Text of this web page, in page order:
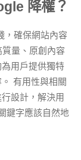
降權？
，確保網站內容
量、原創內容
用戶提供獨特
有用性與相關
設計，解決用
鍵字應該自然地